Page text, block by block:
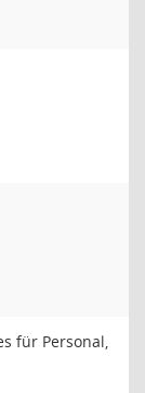
für Personal,